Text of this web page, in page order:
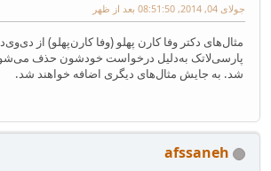
جولای 04, 2014, 08:51:50 بعد از ظهر
مثال‌های دکتر وفا کارن پهلو (وفا کارن‌پهلو) از
پارسی‌لاتک به‌دلیل درخواست خودشون حذف
شد. به جایش مثال‌های دیگری اضافه خواهند شد.
afssaneh